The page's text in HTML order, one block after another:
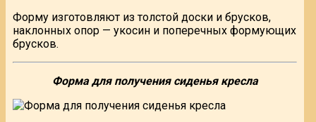
Форму изготовляют из толстой доски и брусков,
наклонных опор — укосин и поперечных формующих
брусков.
Форма для получения сиденья кресла